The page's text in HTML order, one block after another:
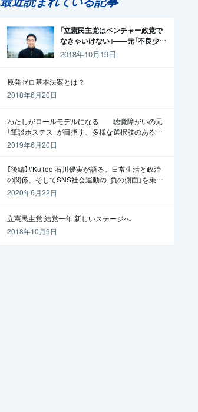
「立憲民主党はベンチャー政党で
なきゃいけない」——元「不良少
年」の起業家が政治家になった理
2018年10月19日
原発ゼロ基本法案とは？
2018年6月20日
わたしがロールモデルになる——聴覚障がいの元
「筆談ホステス」が目指す、多様な選択肢のある社
会
2019年6月20日
【後編】#KuToo 石川優実が語る。日常生活と政治
の関係、そしてSNS社会運動の「負の側面」を乗り
越えるには
2020年6月22日
立憲民主党 結党一年 新しいステージへ
2018年10月9日